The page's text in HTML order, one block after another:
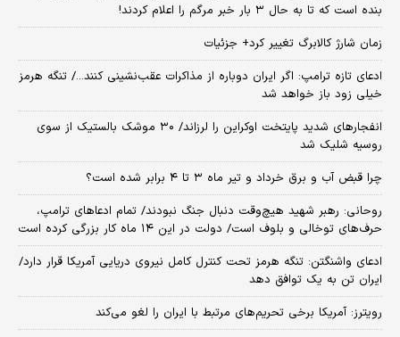
بنده است که تا به حال ۳ بار خبر مرگم را اعلام کردند!
زمان شارژ کالابرگ تغییر کرد+ جزئیات
ادعای تازه ترامپ: اگر ایران دوباره از مذاکرات عقب‌نشینی کنند.../ تنگه هرمز
خیلی زود باز خواهد شد
انفجارهای شدید پایتخت اوکراین را لرزاند/ ۳۰ موشک بالستیک از سوی
روسیه شلیک شد
چرا قبض آب و برق خرداد و تیر ماه ۳ تا ۴ برابر شده است؟
روحانی: رهبر شهید هیچ‌وقت دنبال جنگ نبودند/ تمام ادعاهای ترامپ،
حرف‌های توخالی و بلوف است/ دولت در این ۱۴ ماه کار بزرگی کرده است
ادعای واشنگتن: تنگه هرمز تحت کنترل کامل نیروی دریایی آمریکا قرار دارد/
ایران تن به یک توافق دهد
رویترز: آمریکا برخی تحریم‌های مرتبط با ایران را لغو می‌کند